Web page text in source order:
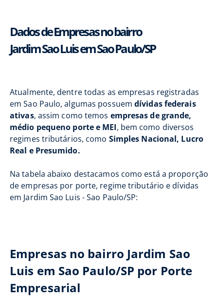
Dados de Empresas no bairro
Jardim Sao Luis em Sao Paulo/SP
Atualmente, dentre todas as empresas registradas
em Sao Paulo, algumas possuemdívidas federais
ativas, assim como temos empresas de grande,
médio pequeno porte e MEI, bem como diversos
regimes tributários, como Simples Nacional, Lucro
Real e Presumido.
Na tabela abaixo destacamos como está a proporção
de empresas por porte, regime tributário e dívidas
em Jardim Sao Luis - Sao Paulo/SP:
Empresas no bairro Jardim Sao
Luis em Sao Paulo/SP por Porte
Empresarial